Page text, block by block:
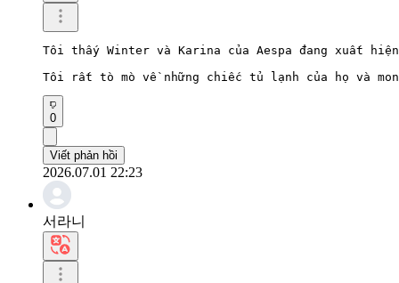
Tôi thấy Winter và Karina của Aespa đang xuất
Tôi rất tò mò về những chiếc tủ lạnh của họ và
0
Viết phản hồi
2026.07.01 22:23
서라니